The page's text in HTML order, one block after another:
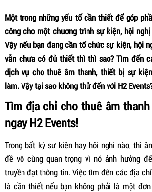
Một trong những yếu tố cần thiết để góp
công cho một chương trình sự kiện, hội
Vậy nếu bạn đang cần tổ chức sự kiện, hội
vẫn chưa có đủ thiết thì thì sao? Tìm đến
dịch vụ cho thuê âm thanh, thiết bị sự
làm. Vậy tại sao không thử đến với H2
Tìm địa chỉ cho thuê âm
ngay H2 Events!
Trong bất kỳ sự kiện hay hội nghị nào, thì
đề vô cùng quan trọng vì nó ảnh hưởng
truyền đạt thông tin. Việc tìm đến các địa
là cần thiết nếu bạn không phải là một